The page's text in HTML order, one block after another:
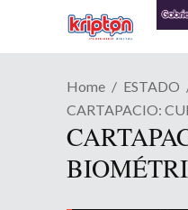
Home
ESTADO
CARTAPACIO: